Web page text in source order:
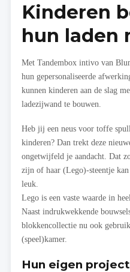
Kinderen
hun laden
Met Tandembox intivo van
hun gepersonaliseerde
kunnen kinderen aan de slag
ladezijwand te bouwen.
Heb jij een neus voor toffe
kinderen? Dan trekt deze
ongetwijfeld je aandacht. Dat
zijn of haar (Lego)-steentje
leuk.
Lego is een vaste waarde in
Naast indrukwekkende
blokkencollectie nu ook
(speel)kamer.
Hun eigen project